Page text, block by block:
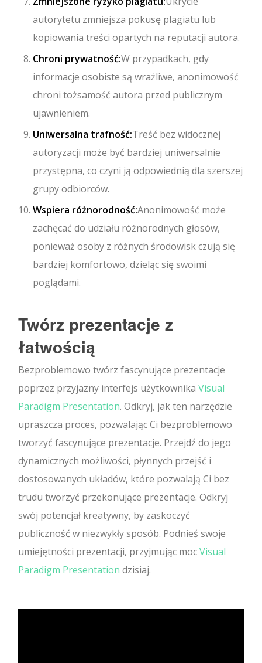
autorytetu zmniejsza pokusę plagiatu lub
kopiowania treści opartych na reputacji autora.
Chroni prywatność:W przypadkach, gdy
informacje osobiste są wrażliwe, anonimowość
chroni tożsamość autora przed publicznym
ujawnieniem.
Uniwersalna trafność:Treść bez widocznej
autoryzacji może być bardziej uniwersalnie
przystępna, co czyni ją odpowiednią dla szerszej
grupy odbiorców.
Wspiera różnorodność:Anonimowość może
zachęcać do udziału różnorodnych głosów,
ponieważ osoby z różnych środowisk czują się
bardziej komfortowo, dzieląc się swoimi
poglądami.
Twórz prezentacje z
łatwością
Bezproblemowo twórz fascynujące prezentacje
poprzez przyjazny interfejs użytkownikaVisual
Paradigm Presentation. Odkryj, jak ten narzędzie
upraszcza proces, pozwalając Ci bezproblemowo
tworzyć fascynujące prezentacje. Przejdź do jego
dynamicznych możliwości, płynnych przejść i
dostosowanych układów, które pozwalają Ci bez
trudu tworzyć przekonujące prezentacje. Odkryj
swój potencjał kreatywny, by zaskoczyć
publiczność w niezwykły sposób. Podnieś swoje
umiejętności prezentacji, przyjmując mocVisual
Paradigm Presentation dzisiaj.